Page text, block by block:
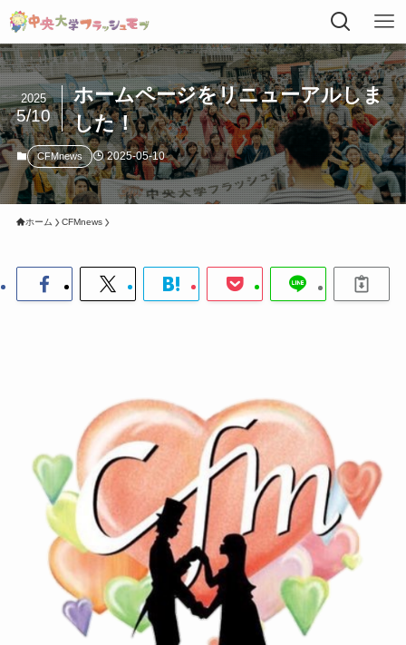
ホームページをリニューアルしま
した！
2025
5/10
CFMnews 2025-05-10
ホーム CFMnews